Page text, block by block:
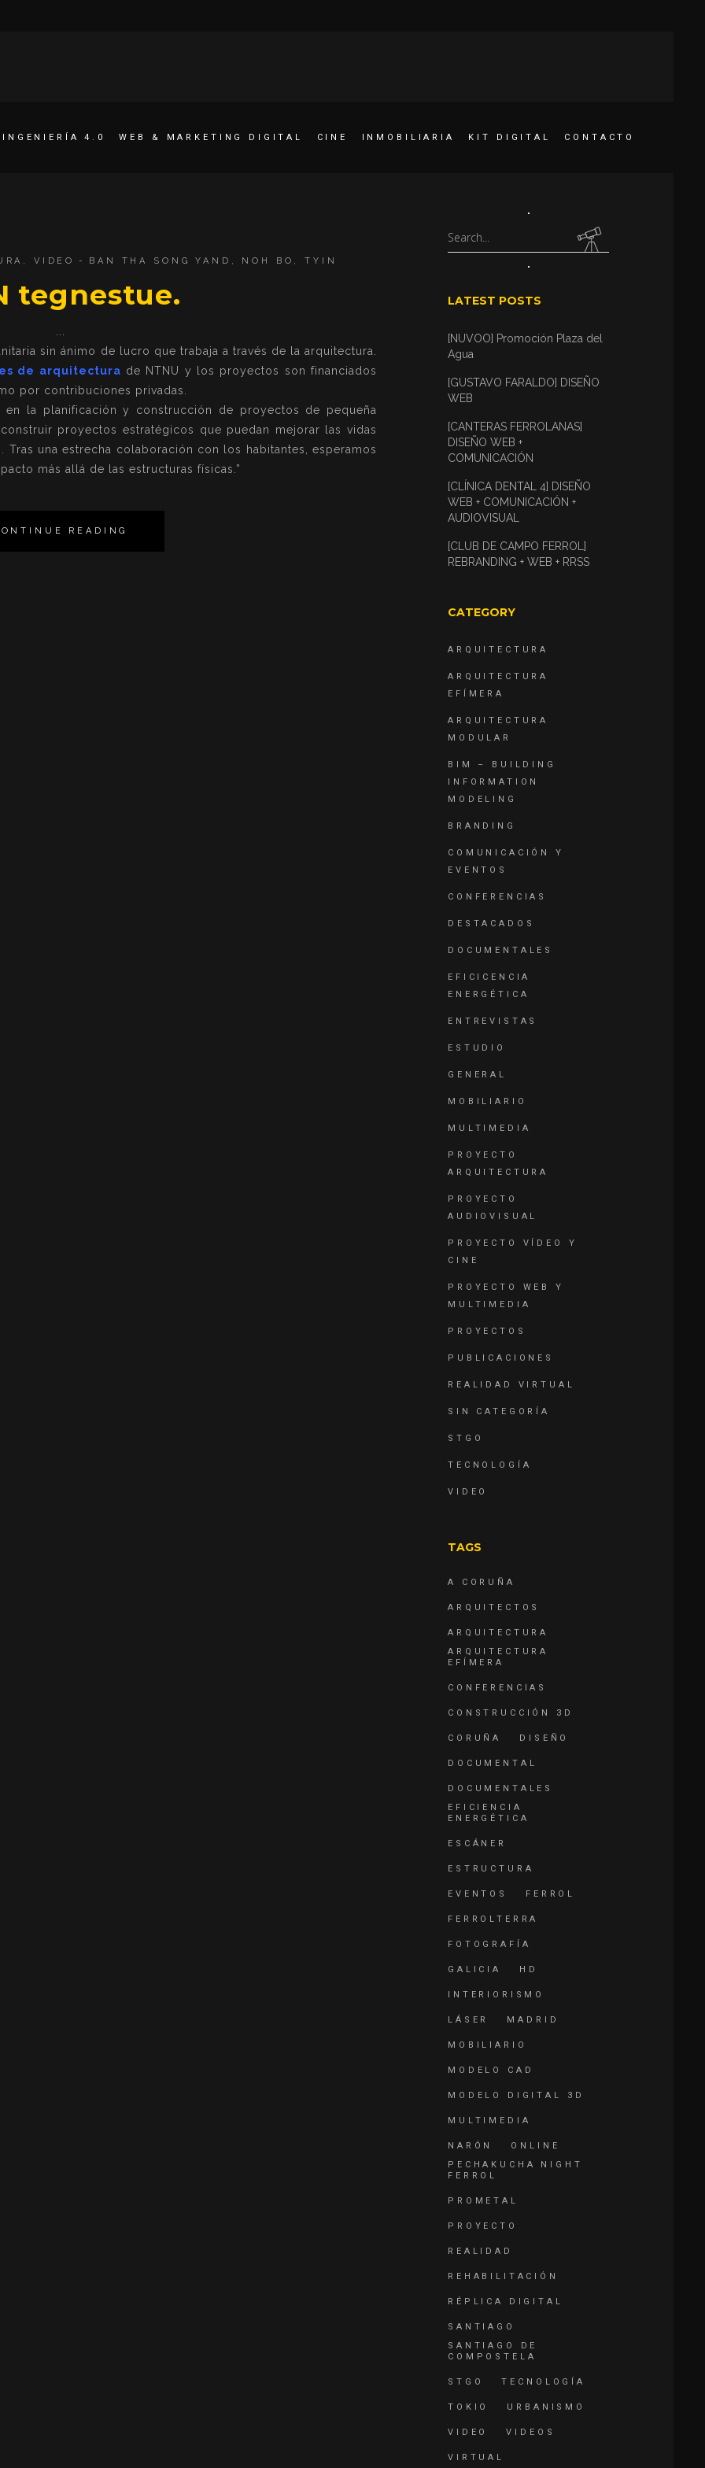
INGENIERÍA 4.0 WEB & MARKETING DIGITAL CINE INMOBILIARIA KIT DIGITAL CONTACTO
, VIDEO BAN THA SONG YAND , NOH BO ,TYIN
tegnestue.
sin ánimo de lucro que trabaja a través de la arquitectura.
de arquitectura de NTNU y los proyectos son financiados
por contribuciones privadas.
en la planificación y construcción de proyectos de pequeña
construir proyectos estratégicos que puedan mejorar las vidas
una estrecha colaboración con los habitantes, esperamos
más allá de las estructuras físicas.”
READING
Search
LATEST POSTS
[NUVOO] Promoción Plaza del
Agua
[GUSTAVO FARALDO] DISEÑO
WEB
[CANTERAS FERROLANAS]
DISEÑO WEB +
COMUNICACIÓN
[CLÍNICA DENTAL 4] DISEÑO
WEB + COMUNICACIÓN +
AUDIOVISUAL
[CLUB DE CAMPO FERROL]
REBRANDING + WEB + RRSS
CATEGORY
ARQUITECTURA
ARQUITECTURA
EFÍMERA
ARQUITECTURA
MODULAR
BIM – BUILDING
INFORMATION
MODELING
BRANDING
COMUNICACIÓN Y
EVENTOS
CONFERENCIAS
DESTACADOS
DOCUMENTALES
EFICICENCIA
ENERGÉTICA
ENTREVISTAS
ESTUDIO
GENERAL
MOBILIARIO
MULTIMEDIA
PROYECTO
ARQUITECTURA
PROYECTO
AUDIOVISUAL
PROYECTO VÍDEO Y
CINE
PROYECTO WEB Y
MULTIMEDIA
PROYECTOS
PUBLICACIONES
REALIDAD VIRTUAL
SIN CATEGORÍA
STGO
TECNOLOGÍA
VIDEO
TAGS
A CORUÑA
ARQUITECTOS
ARQUITECTURA
ARQUITECTURA
EFÍMERA
CONFERENCIAS
CONSTRUCCIÓN 3D
CORUÑA DISEÑO
DOCUMENTAL
DOCUMENTALES
EFICIENCIA
ENERGÉTICA
ESCÁNER
ESTRUCTURA
EVENTOS FERROL
FERROLTERRA
FOTOGRAFÍA
GALICIA HD
INTERIORISMO
LÁSER MADRID
MOBILIARIO
MODELO CAD
MODELO DIGITAL 3D
MULTIMEDIA
NARÓN
ONLINE
PECHAKUCHA NIGHT
FERROL
PROMETAL
PROYECTO
REALIDAD
REHABILITACIÓN
RÉPLICA DIGITAL
SANTIAGO
SANTIAGO DE
COMPOSTELA
STGO TECNOLOGÍA
TOKIO URBANISMO
VIDEO VIDEOS
VIRTUAL